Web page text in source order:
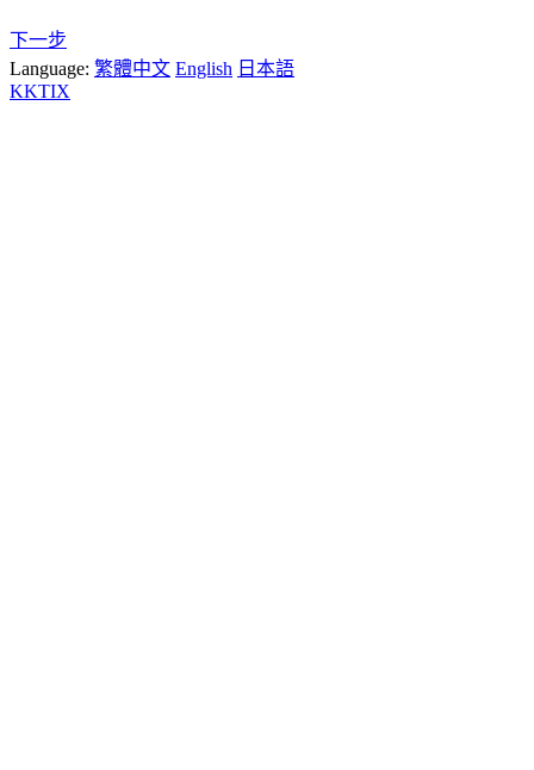
下一步
Language: 繁體中文 English 日本語
KKTIX